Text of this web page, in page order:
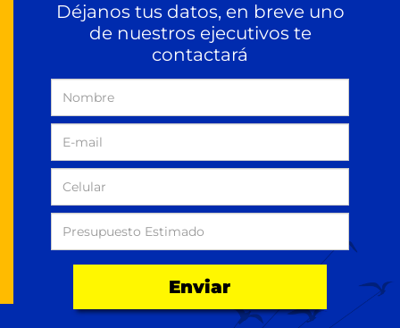
Déjanos tus datos, en breveuno
de nuestros ejecutivos te
contactará
Enviar